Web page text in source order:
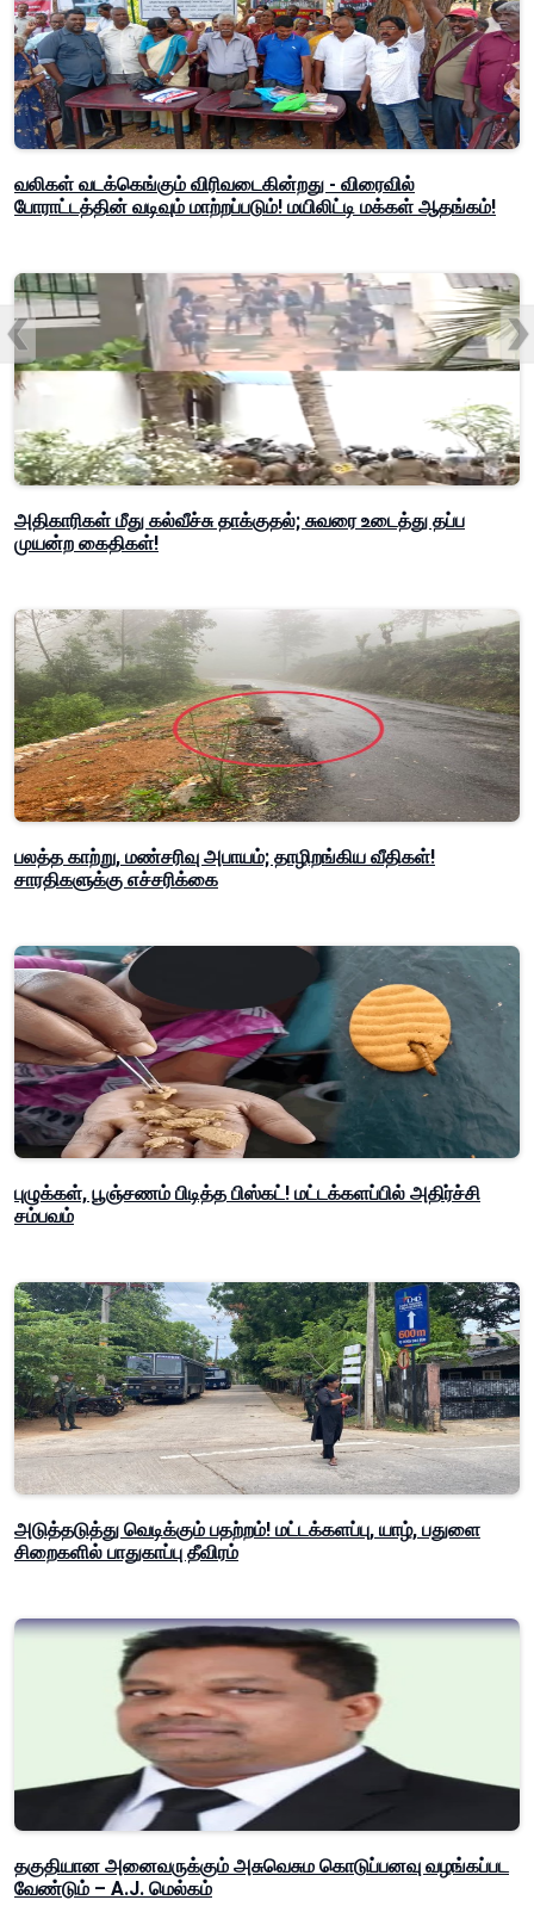
வலிகள் வடக்கெங்கும் விரிவடைகின்றது - விரைவில்
போராட்டத்தின் வடிவும் மாற்றப்படும்! மயிலிட்டி மக்கள் ஆதங்கம்!
அதிகாரிகள் மீது கல்வீச்சு தாக்குதல்; சுவரை உடைத்து தப்ப
முயன்ற கைதிகள்!
பலத்த காற்று, மண்சரிவு அபாயம்; தாழிறங்கிய வீதிகள்!
சாரதிகளுக்கு எச்சரிக்கை
புழுக்கள், பூஞ்சணம் பிடித்த பிஸ்கட்! மட்டக்களப்பில் அதிர்ச்சி
சம்பவம்
அடுத்தடுத்து வெடிக்கும் பதற்றம்! மட்டக்களப்பு, யாழ், பதுளை
சிறைகளில் பாதுகாப்பு தீவிரம்
தகுதியான அனைவருக்கும் அசுவெசும கொடுப்பனவு வழங்கப்பட
வேண்டும் – A.J. மெல்கம்